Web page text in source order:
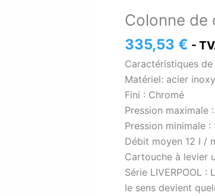
Colonne de
335,53 € -
Caractéristiques
Matériel: acier
Fini : Chromé
Pression maximale
Pression minimale :
Débit moyen 12 I /
Cartouche à levier
Série LIVERPOOL :
le sens devient
de
douche
Liverpool
[
VAROBATH
]